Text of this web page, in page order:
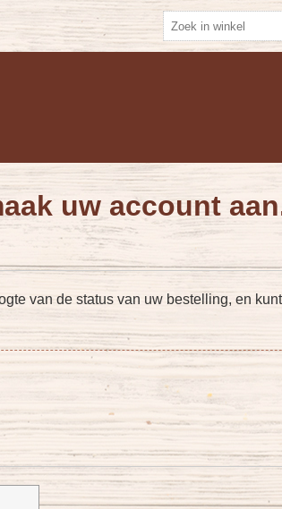
uw account
van de status van uw bestelling, en